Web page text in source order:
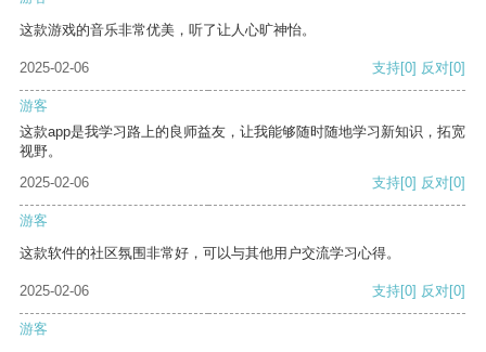
这款游戏的音乐非常优美，听了让人心旷神怡。
2025-02-06 支持[0] 反对[0]
游客
这款app是我学习路上的良师益友，让我能够随时随地学习新知识，拓宽
视野。
2025-02-06
支持[0] 反对[0]
游客
这款软件的社区氛围非常好，可以与其他用户交流学习心得。
2025-02-06 支持[0] 反对[0]
游客